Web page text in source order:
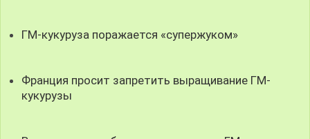
ГМ-кукуруза поражается «супержуком»
Франция просит запретить выращивание ГМ-
кукурузы